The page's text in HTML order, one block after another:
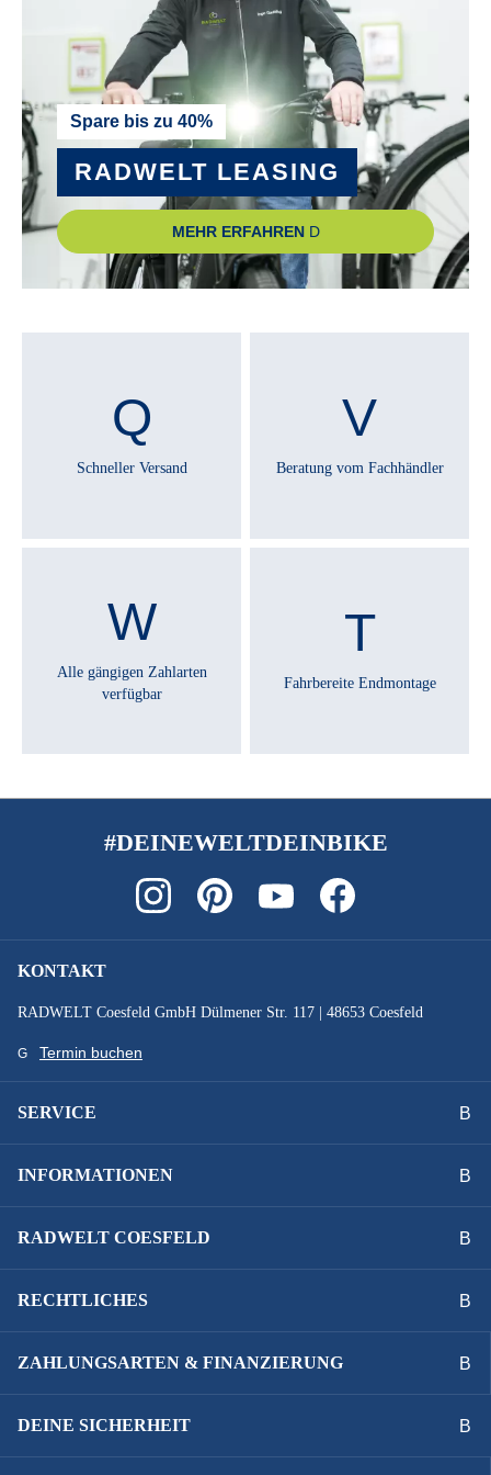
SCHALTHEBEL :
SHIMANO Nexus SL-C6001 Revoshift
SCHALTUNGSTYP :
Nabenschaltung
SCHALTWERK :
SHIMANO Nexus 8 SG-C6001-8CD
SCHUTZBLECHE :
Aluminiumschutzblech 58mm
FSA NO.55R 1.5"/CR/STD/NO.57
STÄNDER :
Ursus U-Mount 44
VORBAU :
ZAHNRIEMEN :
ZULÄSSIGES GESAMTGEWICHT :
vorbehalten.
Spare bis zu 40%
RADWELT LEASING
MEHR ERFAHREN
Schneller Versand Beratung vom Fachhändler
Alle gängigen Zahlarten
verfügbar
Fahrbereite Endmontage
#DEINEWELTDEINBIKE
KONTAKT
RADWELT Coesfeld GmbH Dülmener Str. 117 | 48653 Coesfeld
Termin buchen
SERVICE
INFORMATIONEN
RADWELT COESFELD
RECHTLICHES
ZAHLUNGSARTEN & FINANZIERUNG
DEINE SICHERHEIT